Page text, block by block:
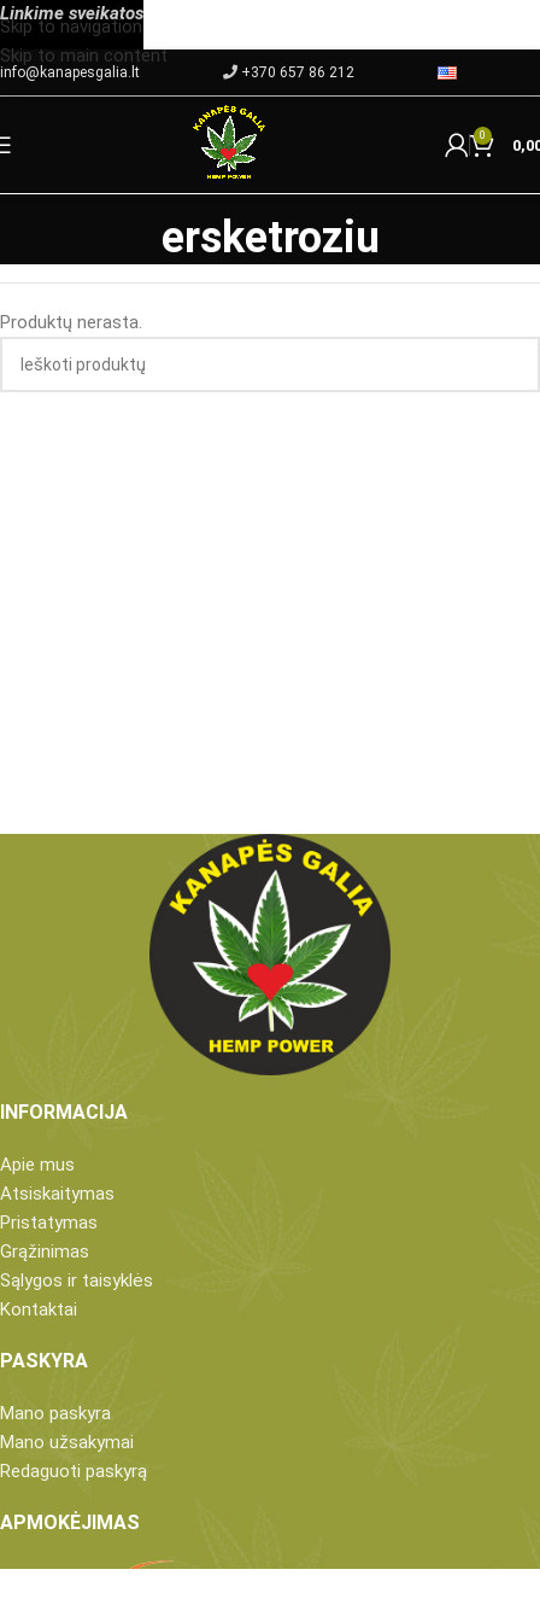
Skip to navigation
Skip to main content
info@kanapesgalia.lt +370 657 86 212
0
ersketroziu
Produktų nerasta.
INFORMACIJA
Apie mus
Atsiskaitymas
Pristatymas
Grąžinimas
Sąlygos ir taisyklės
Kontaktai
PASKYRA
Mano paskyra
Mano užsakymai
Redaguoti paskyrą
APMOKĖJIMAS
Linkime sveikatos